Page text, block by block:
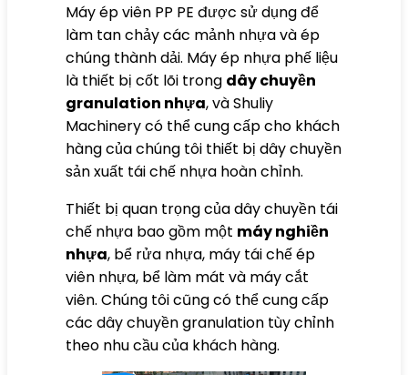
Máy ép viên PP PE được sử dụng để
làm tan chảy các mảnh nhựa và ép
chúng thành dải. Máy ép nhựa phế liệu
là thiết bị cốt lõi trong dây chuyền
granulation nhựa, và Shuliy
Machinery có thể cung cấp cho khách
hàng của chúng tôi thiết bị dây chuyền
sản xuất tái chế nhựa hoàn chỉnh.
Thiết bị quan trọng của dây chuyền tái
chế nhựa bao gồm một máy nghiền
nhựa, bể rửa nhựa, máy tái chế ép
viên nhựa, bể làm mát và máy cắt
viên. Chúng tôi cũng có thể cung cấp
các dây chuyền granulation tùy chỉnh
theo nhu cầu của khách hàng.